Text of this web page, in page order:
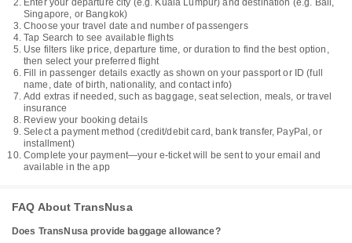
Enter your departure city (e.g. Kuala Lumpur) and destination (e.g. Bali,
Singapore, or Bangkok)
Choose your travel date and number of passengers
Tap Search to see available flights
Use filters like price, departure time, or duration to find the best option,
then select your preferred flight
Fill in passenger details exactly as shown on your passport or ID (full
name, date of birth, nationality, and contact info)
Add extras if needed, such as baggage, seat selection, meals, or travel
insurance
Review your booking details
Select a payment method (credit/debit card, bank transfer, PayPal, or
installment)
Complete your payment—your e-ticket will be sent to your email and
available in the app
FAQ About TransNusa
Does TransNusa provide baggage allowance?